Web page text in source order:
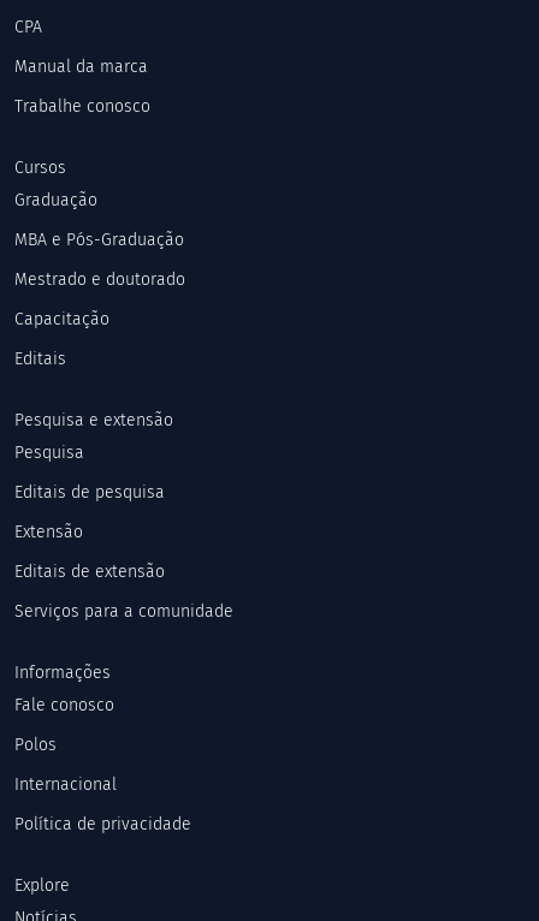
CPA
Manual da marca
Trabalhe conosco
Cursos
Graduação
MBA e Pós-Graduação
Mestrado e doutorado
Capacitação
Editais
Pesquisa e extensão
Pesquisa
Editais de pesquisa
Extensão
Editais de extensão
Serviços para a comunidade
Informações
Fale conosco
Polos
Internacional
Política de privacidade
Explore